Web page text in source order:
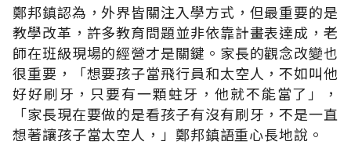
鄭邦鎮認為，外界皆關注入學方式，但最重要的是
教學改革，許多教育問題並非依靠計畫表達成，老
師在班級現場的經營才是關鍵。家長的觀念改變也
很重要，「想要孩子當飛行員和太空人，不如叫他
好好刷牙，只要有一顆蛀牙，他就不能當了」，
「家長現在要做的是看孩子有沒有刷牙，不是一直
想著讓孩子當太空人，」鄭邦鎮語重心長地說。